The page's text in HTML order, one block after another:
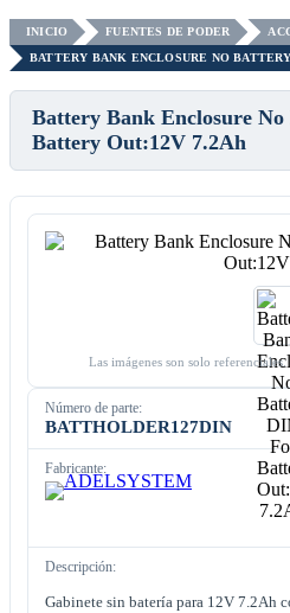
INICIO FUENTES DE PODER
BATTERY BANK ENCLOSURE NO
Battery Bank Enclosure
Battery Out:12V 7.2Ah
Las imágenes son solo
Número de parte:
BATTHOLDER127DIN
Fabricante:
Descripción:
Gabinete sin batería para 12V 7.2Ah